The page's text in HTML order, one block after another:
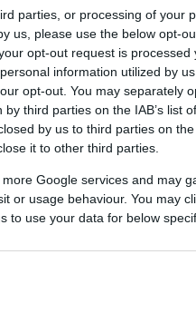
parties, or processing of your
us, please use the below opt-
opt-out request is processed
information utilized by
opt-out. You may separately
third parties on the IAB’s list
by us to third parties on the
it to other third parties.
Google services and may
or usage behaviour. You may
to use your data for below